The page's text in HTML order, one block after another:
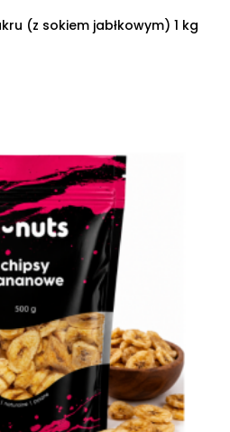
(z sokiem jabłkowym) 1 kg